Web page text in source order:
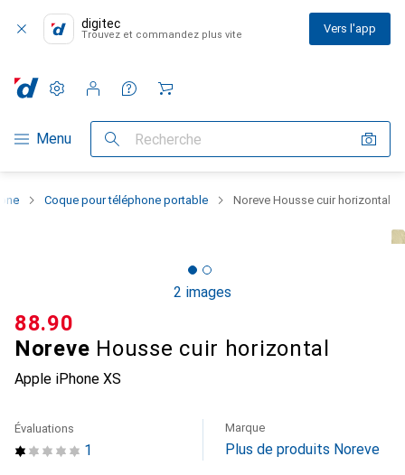
digitec
Trouvez et commandez plus vite Vers l'app
Navigation par catégorie
Menu Recherche
Paramètres
Compte client
Listes de comparaison
Listes d'envies
Panier
Coque pour téléphone portable Noreve Housse cuir horizontal
2 images
Noreve Housse cuir horizontal
Apple iPhone XS
CHF
88.90
1
Évaluations Marque
Plus de produits Noreve